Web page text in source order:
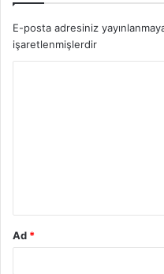
E-posta adresiniz
işaretlenmişlerdir
Ad *